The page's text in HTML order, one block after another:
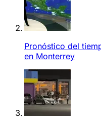
Pronóstico del
en Monterrey